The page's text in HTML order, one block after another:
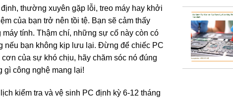
thường xuyên gặp lỗi, treo máy hay khởi
của bạn trở nên tồi tệ. Bạn sẽ cảm thấy
tính. Thậm chí, những sự cố này còn có
nếu bạn không kịp lưu lại. Đừng để chiếc PC
của sự khó chịu, hãy chăm sóc nó đúng
gì công nghệ mang lại!
kiểm tra và vệ sinh PC định kỳ 6-12 tháng